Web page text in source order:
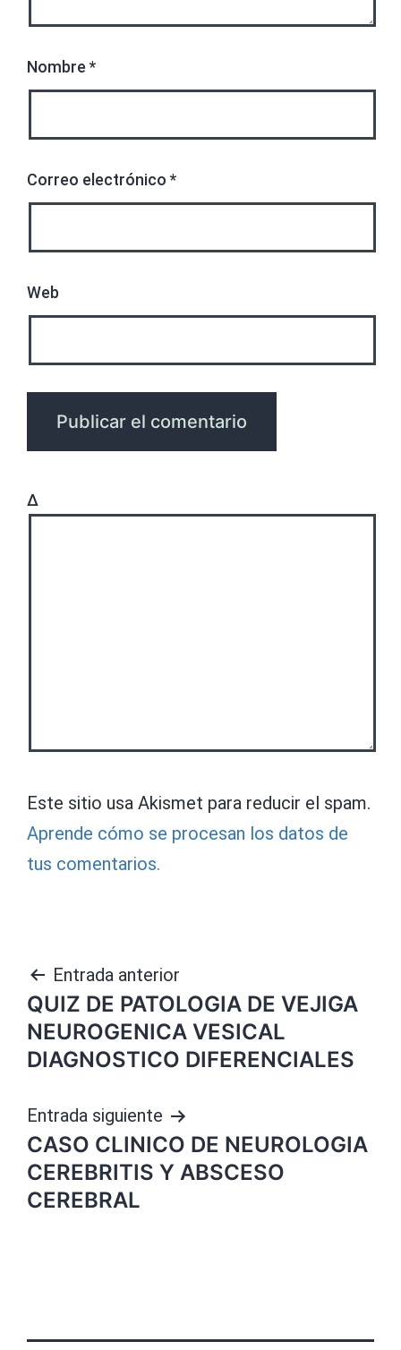
Nombre *
Correo electrónico *
Web
Δ
Este sitio usa Akismet para reducir el spam.
Aprende cómo se procesan los datos de
tus comentarios.
Navegación
de
entradas
Entrada anterior
QUIZ DE PATOLOGIA DE VEJIGA
NEUROGENICA VESICAL
DIAGNOSTICO DIFERENCIALES
Entrada siguiente
CASO CLINICO DE NEUROLOGIA
CEREBRITIS Y ABSCESO
CEREBRAL